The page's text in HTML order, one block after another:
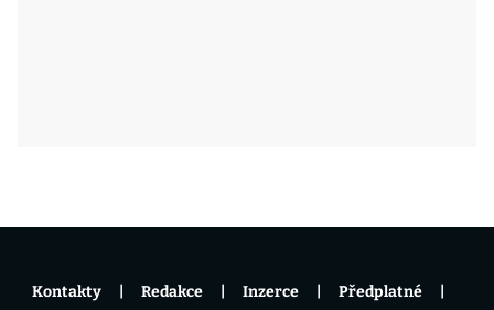
Kontakty Redakce Inzerce Předplatné